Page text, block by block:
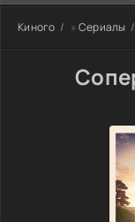
Киного » Сериалы